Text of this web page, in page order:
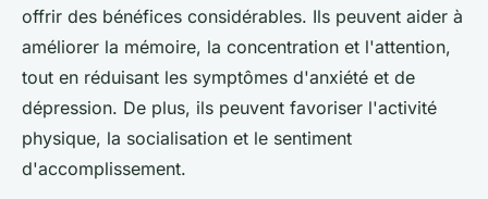
offrir des bénéfices considérables. Ils peuvent aider à
améliorer la mémoire, la concentration et l'attention,
tout en réduisant les symptômes d'anxiété et de
dépression. De plus, ils peuvent favoriser l'activité
physique, la socialisation et le sentiment
d'accomplissement.